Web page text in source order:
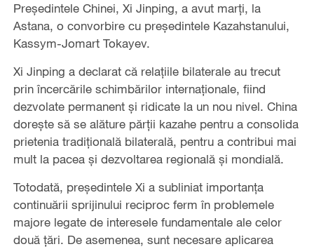
Președintele Chinei, Xi Jinping, a avut marți, la
Astana, o convorbire cu președintele Kazahstanului,
Kassym-Jomart Tokayev.
Xi Jinping a declarat că relațiile bilaterale au trecut
prin încercările schimbărilor internaționale, fiind
dezvolate permanent și ridicate la un nou nivel. China
dorește să se alăture părții kazahe pentru a consolida
prietenia tradițională bilaterală, pentru a contribui mai
mult la pacea și dezvoltarea regională și mondială.
Totodată, președintele Xi a subliniat importanța
continuării sprijinului reciproc ferm în problemele
majore legate de interesele fundamentale ale celor
două țări. De asemenea, sunt necesare aplicarea